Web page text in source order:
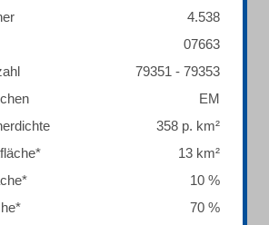
4.538
07663
79351 - 79353
EM
358 p. km²
13 km²
10 %
70 %